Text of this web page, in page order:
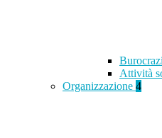
Attività
Organizzazione 4